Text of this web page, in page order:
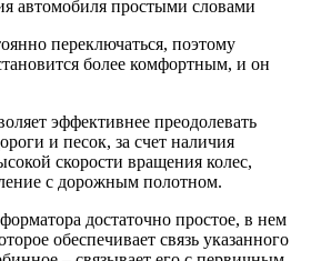
переключаться, поэтому
более комфортным, и он
эффективнее преодолевать
и песок, за счет наличия
скорости вращения колес,
с дорожным полотном.
достаточно простое, в нем
обеспечивает связь указанного